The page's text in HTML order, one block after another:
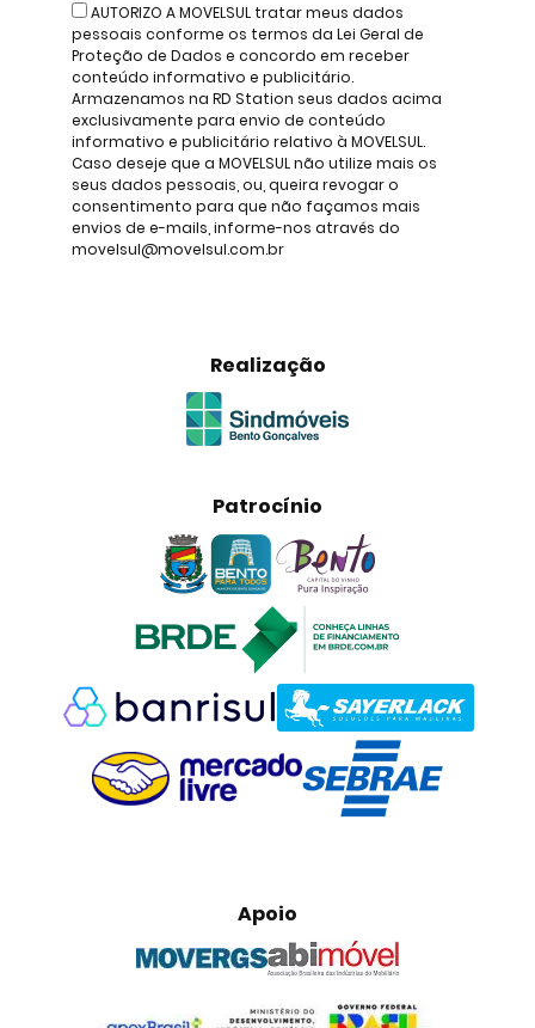
AUTORIZO A MOVELSUL tratar meus dados
pessoais conforme os termos da Lei Geral de
Proteção de Dados e concordo em receber
conteúdo informativo e publicitário.
Armazenamos na RD Station seus dados acima
exclusivamente para envio de conteúdo
informativo e publicitário relativo à MOVELSUL.
Caso deseje que a MOVELSUL não utilize mais os
seus dados pessoais, ou, queira revogar o
consentimento para que não façamos mais
envios de e-mails, informe-nos através do
movelsul@movelsul.com.br
Realização
Patrocínio
Apoio